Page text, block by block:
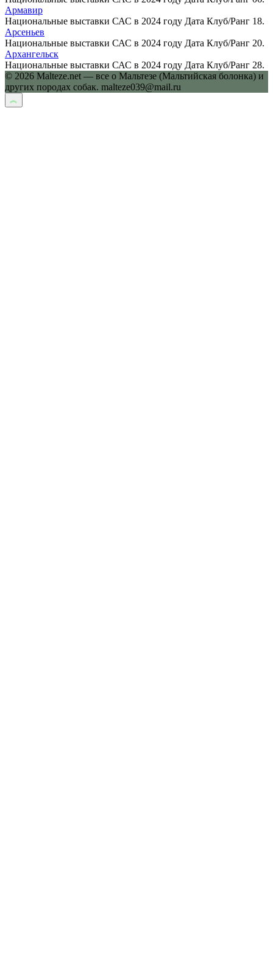
Армавир
Национальные выставки САС в 2024 году Дата Клуб/Ранг 18.
Арсеньев
Национальные выставки САС в 2024 году Дата Клуб/Ранг 20.
Архангельск
Национальные выставки САС в 2024 году Дата Клуб/Ранг 28.
© 2026 Malteze.net — все о Мальтезе (Мальтийская болонка) и
других породах собак. malteze039@mail.ru